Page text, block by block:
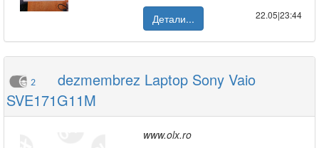
Детали...
22.05|23:44
2
dezmembrez Laptop Sony Vaio
SVE171G11M
www.olx.ro